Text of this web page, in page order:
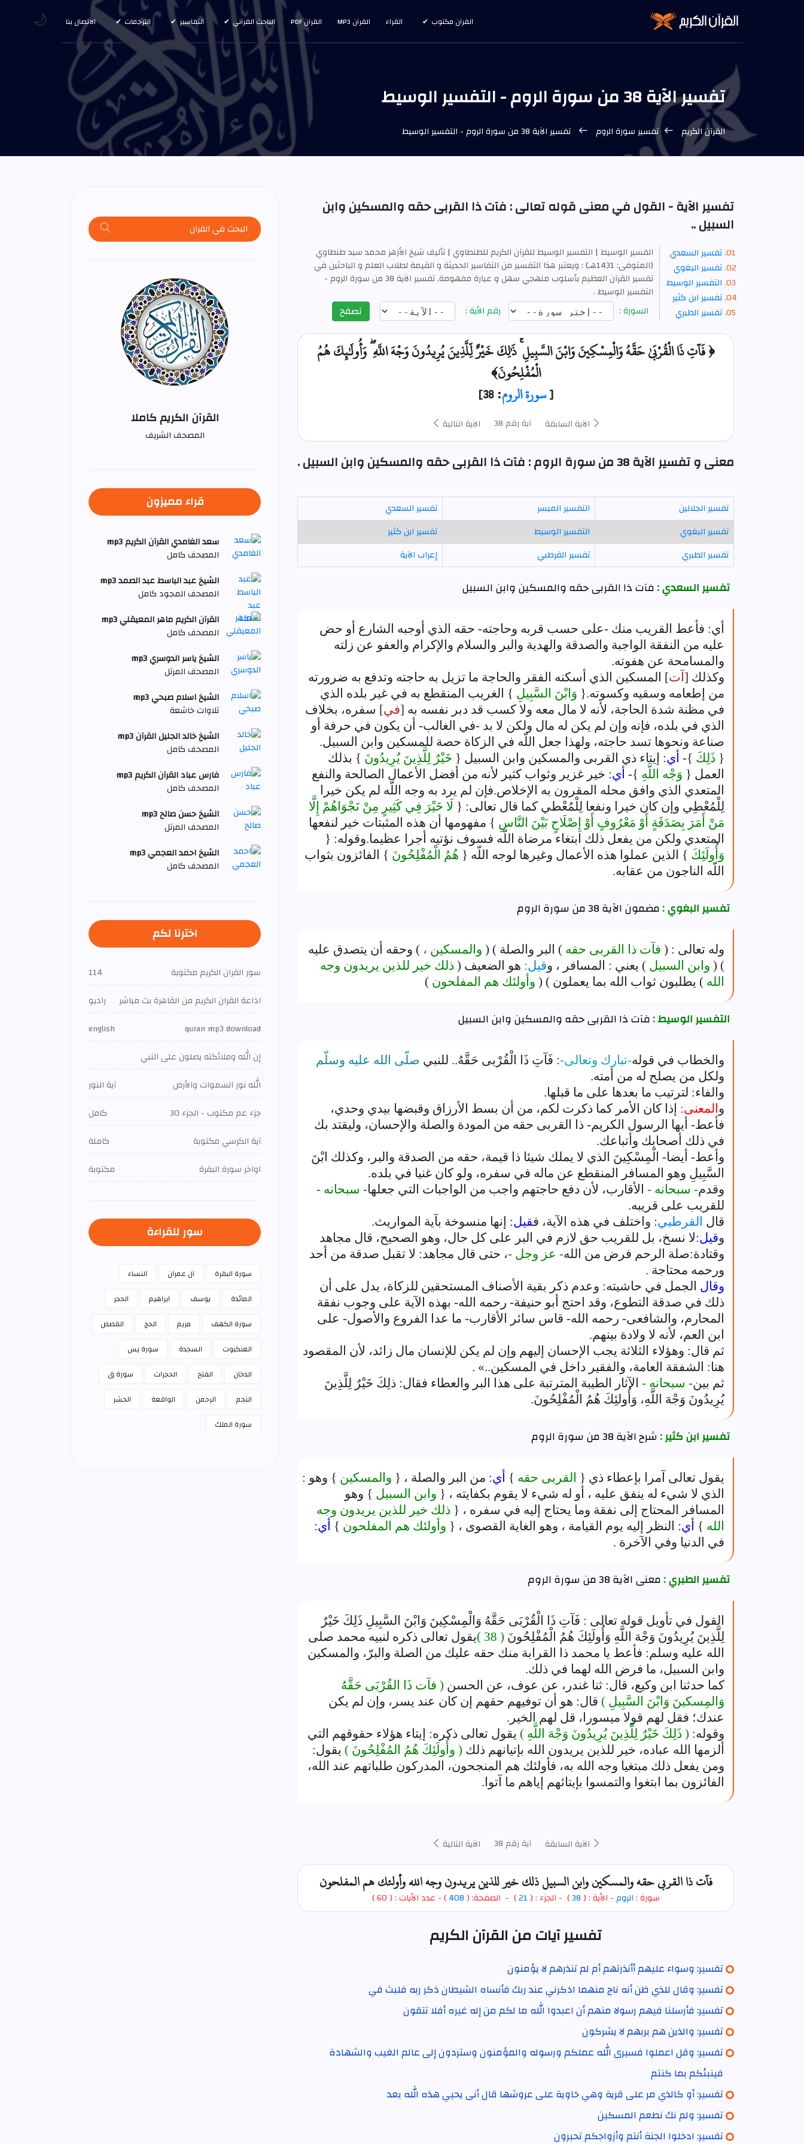
القرآن مكتوب القراء القرآن MP3 القرآن PDF الباحث القرآني التفاسير الترجمات الاتصال بنا
تفسير الآية 38 من سورة الروم - التفسير الوسيط
القرآن الكريم تفسير سورة الروم تفسير الآية 38 من سورة الروم - التفسير الوسيط
تفسير الآية - القول في معنى قوله تعالى : فآت ذا القربى حقه والمسكين وابن
السبيل ..
تفسير السعدي
تفسير البغوي
التفسير الوسيط
تفسير ابن كثير
تفسير الطبري
الفسير الوسيط | التفسير الوسيط للقرآن الكريم للطنطاوي | تأليف شيخ الأزهر محمد سيد طنطاوي
(المتوفى: 1431هـ) : ويعتبر هذا التفسير من التفاسير الحديثة و القيمة لطلاب العلم و الباحثين في
تفسير القرآن العظيم بأسلوب منهجي سهل و عبارة مفهومة, تفسير الآية 38 من سورة الروم -
التفسير الوسيط .
السورة :
رقم الأية : تصفح
﴿ فَآتِ ذَا الْقُرْبَىٰ حَقَّهُ وَالْمِسْكِينَ وَابْنَ السَّبِيلِ ۚ ذَٰلِكَ خَيْرٌ لِّلَّذِينَ يُرِيدُونَ وَجْهَ اللَّهِ ۖ وَأُولَٰئِكَ هُمُ
الْمُفْلِحُونَ﴾
[سورة الروم: 38]
الآية السابقة آية رقم 38 الآية التالية
معنى و تفسير الآية 38 من سورة الروم : فآت ذا القربى حقه والمسكين وابن السبيل .
تفسير الجلالين التفسير الميسر
تفسير السعدي
تفسير البغوي
التفسير الوسيط
تفسير ابن كثير
تفسير الطبري
تفسير القرطبي إعراب الآية
تفسير السعدي :فآت ذا القربى حقه والمسكين وابن السبيل
أي: فأعط القريب منك -على حسب قربه وحاجته- حقه الذي أوجبه الشارع أو حض
عليه من النفقة الواجبة والصدقة والهدية والبر والسلام والإكرام والعفو عن زلته
والمسامحة عن هفوته.
وكذلك [ آت] المسكين الذي أسكنه الفقر والحاجة ما تزيل به حاجته وتدفع به ضرورته
من إطعامه وسقيه وكسوته.{ وَابْنَ السَّبِيلِ } الغريب المنقطع به في غير بلده الذي
في مظنة شدة الحاجة، لأنه لا مال معه ولا كسب قد دبر نفسه به [في] سفره، بخلاف
الذي في بلده، فإنه وإن لم يكن له مال ولكن لا بد -في الغالب- أن يكون في حرفة أو
صناعة ونحوها تسد حاجته، ولهذا جعل اللّه في الزكاة حصة للمسكين وابن السبيل.
{ ذَلِكَ }- أي: إيتاء ذي القربى والمسكين وابن السبيل { خَيْرٌ لِلَّذِينَ يُرِيدُونَ } بذلك
العمل { وَجْه اللَّهِ }- أي: خير غزير وثواب كثير لأنه من أفضل الأعمال الصالحة والنفع
المتعدي الذي وافق محله المقرون به الإخلاص.فإن لم يرد به وجه اللّه لم يكن خيرا
لِلْمُعْطِي وإن كان خيرا ونفعا لِلْمُعْطي كما قال تعالى: { لَا خَيْرَ فِي كَثِيرٍ مِنْ نَجْوَاهُمْ إِلَّا
مَنْ أَمَرَ بِصَدَقَةٍ أَوْ مَعْرُوفٍ أَوْ إِصْلَاحٍ بَيْنَ النَّاسِ } مفهومها أن هذه المثبتات خير لنفعها
المتعدي ولكن من يفعل ذلك ابتغاء مرضاة اللّه فسوف نؤتيه أجرا عظيما.وقوله: {
وَأُولَئِكَ } الذين عملوا هذه الأعمال وغيرها لوجه اللّه { هُمُ الْمُفْلِحُونَ } الفائزون بثواب
اللّه الناجون من عقابه.
تفسير البغوي :مضمون الآية 38 من سورة الروم
وله تعالى : ( فآت ذا القربى حقه ) البر والصلة ) ( والمسكين ، ) وحقه أن يتصدق عليه
) ( وابن السبيل ) يعني : المسافر ، وقيل: هو الضعيف ( ذلك خير للذين يريدون وجه
الله ) يطلبون ثواب الله بما يعملون ) ( وأولئك هم المفلحون )
التفسير الوسيط :فآت ذا القربى حقه والمسكين وابن السبيل
والخطاب في قوله-تبارك وتعالى-: فَآتِ ذَا الْقُرْبى حَقَّهُ.. للنبي صلّى الله عليه وسلّم
ولكل من يصلح له من أمته.
والفاء: لترتيب ما بعدها على ما قبلها.
و المعنى: إذا كان الأمر كما ذكرت لكم، من أن بسط الأرزاق وقبضها بيدي وحدي،
فأعط- أيها الرسول الكريم- ذا القربى حقه من المودة والصلة والإحسان، وليقتد بك
في ذلك أصحابك وأتباعك.
وأعط- أيضا- الْمِسْكِينَ الذي لا يملك شيئا ذا قيمة، حقه من الصدقة والبر، وكذلك ابْنَ
السَّبِيلِ وهو المسافر المنقطع عن ماله في سفره، ولو كان غنيا في بلده.
وقدم- سبحانه - الأقارب، لأن دفع حاجتهم واجب من الواجبات التي جعلها- سبحانه -
للقريب على قريبه.
قال القرطبي: واختلف في هذه الآية، فقيل: إنها منسوخة بآية المواريث.
وقيل:لا نسخ، بل للقريب حق لازم في البر على كل حال، وهو الصحيح، قال مجاهد
وقتادة:صلة الرحم فرض من الله- عز وجل -، حتى قال مجاهد: لا تقبل صدقة من أحد
ورحمه محتاجة .
وقال الجمل في حاشيته: وعدم ذكر بقية الأصناف المستحقين للزكاة، يدل على أن
ذلك في صدقة التطوع، وقد احتج أبو حنيفة- رحمه الله- بهذه الآية على وجوب نفقة
المحارم، والشافعى- رحمه الله- قاس سائر الأقارب- ما عدا الفروع والأصول- على
ابن العم، لأنه لا ولادة بينهم.
ثم قال: وهؤلاء الثلاثة يجب الإحسان إليهم وإن لم يكن للإنسان مال زائد، لأن المقصود
هنا: الشفقة العامة، والفقير داخل في المسكين..» .
ثم بين- سبحانه - الآثار الطيبة المترتبة على هذا البر والعطاء فقال: ذلِكَ خَيْرٌ لِلَّذِينَ
يُرِيدُونَ وَجْهَ اللَّهِ، وَأُولئِكَ هُمُ الْمُفْلِحُونَ.
تفسير ابن كثير :شرح الآية 38 من سورة الروم
يقول تعالى آمرا بإعطاء ذي { القربى حقه } أي: من البر والصلة ، { والمسكين } وهو :
الذي لا شيء له ينفق عليه ، أو له شيء لا يقوم بكفايته ، { وابن السبيل } وهو
المسافر المحتاج إلى نفقة وما يحتاج إليه في سفره ، { ذلك خير للذين يريدون وجه
الله } أي: النظر إليه يوم القيامة ، وهو الغاية القصوى ، { وأولئك هم المفلحون } أي:
في الدنيا وفي الآخرة .
تفسير الطبري :معنى الآية 38 من سورة الروم
القول في تأويل قوله تعالى : فَآتِ ذَا الْقُرْبَى حَقَّهُ وَالْمِسْكِينَ وَابْنَ السَّبِيلِ ذَلِكَ خَيْرٌ
لِلَّذِينَ يُرِيدُونَ وَجْهَ اللَّهِ وَأُولَئِكَ هُمُ الْمُفْلِحُونَ ( 38 )
يقول تعالى ذكره لنبيه محمد صلى
الله عليه وسلم: فأعط يا محمد ذا القرابة منك حقه عليك من الصلة والبرّ، والمسكين
وابن السبيل، ما فرض الله لهما في ذلك.
كما حدثنا ابن وكيع، قال: ثنا غندر، عن عوف، عن الحسن ( فآت ذَا القُرْبَى حَقَّهُ
وَالمِسكينَ وَابْنَ السَّبِيلِ ) قال: هو أن توفيهم حقهم إن كان عند يسر، وإن لم يكن
عندك؛ فقل لهم قولا ميسورا، قل لهم الخير.
وقوله: ( ذَلِكَ خَيْرٌ لِلَّذِينَ يُرِيدُونَ وَجْهَ اللَّهِ ) يقول تعالى ذكره: إيتاء هؤلاء حقوقهم التي
ألزمها الله عباده، خير للذين يريدون الله بإتيانهم ذلك ( وأُولَئِكَ هُمُ المُفْلِحُونَ ) يقول:
ومن يفعل ذلك مبتغيا وجه الله به، فأولئك هم المنجحون، المدركون طلباتهم عند الله،
الفائزون بما ابتغوا والتمسوا بإيتائهم إياهم ما آتوا.
الآية السابقة آية رقم 38 الآية التالية
فآت ذا القربى حقه والمسكين وابن السبيل ذلك خير للذين يريدون وجه الله وأولئك هم المفلحون
سورة :الروم- الأية : ( 38
) - الجزء : ( 21) - الصفحة: ( 408) - عدد الأيات : ( 60 )
تفسير آيات من القرآن الكريم
تفسير: وسواء عليهم أأنذرتهم أم لم تنذرهم لا يؤمنون
تفسير: وقال للذي ظن أنه ناج منهما اذكرني عند ربك فأنساه الشيطان ذكر ربه فلبث في
تفسير: فأرسلنا فيهم رسولا منهم أن اعبدوا الله ما لكم من إله غيره أفلا تتقون
تفسير: والذين هم بربهم لا يشركون
تفسير: وقل اعملوا فسيرى الله عملكم ورسوله والمؤمنون وستردون إلى عالم الغيب والشهادة
فينبئكم بما كنتم
تفسير: أو كالذي مر على قرية وهي خاوية على عروشها قال أنى يحيي هذه الله بعد
تفسير: ولم نك نطعم المسكين
تفسير: ادخلوا الجنة أنتم وأزواجكم تحبرون
القرآن الكريم كاملا
المصحف الشريف
قراء مميزون
سعد الغامدي القرآن الكريم mp3
المصحف كامل
الشيخ عبد الباسط عبد الصمد mp3
المصحف المجود كامل
القرآن الكريم ماهر المعيقلي mp3
المصحف كامل
الشيخ ياسر الدوسري mp3
المصحف المرتل
الشيخ اسلام صبحي mp3
تلاوات خاشعة
الشيخ خالد الجليل القرآن mp3
المصحف كامل
فارس عباد القرآن الكريم mp3
المصحف كامل
الشيخ حسن صالح mp3
المصحف المرتل
الشيخ احمد العجمي mp3
المصحف كامل
اخترنا لكم
سور القران الكريم مكتوبة
114
اذاعة القران الكريم من القاهرة بث مباشر
راديو
quran mp3 download
english
إن الله وملائكته يصلون على النبي
الله نور السموات والأرض
آية النور
جزء عم مكتوب - الجزء 30
كامل
آية الكرسي مكتوبة
كاملة
اواخر سورة البقرة
مكتوبة
سور للقراءة
سورة البقرة آل عمران
النساء
المائدة
يوسف ابراهيم
الحجر
سورة الكهف
مريم الحج
القصص
العنكبوت
السجدة
سورة يس
الدخان
الفتح الحجرات
سورة ق
النجم
الرحمن الواقعة
الحشر
سورة الملك
🌙